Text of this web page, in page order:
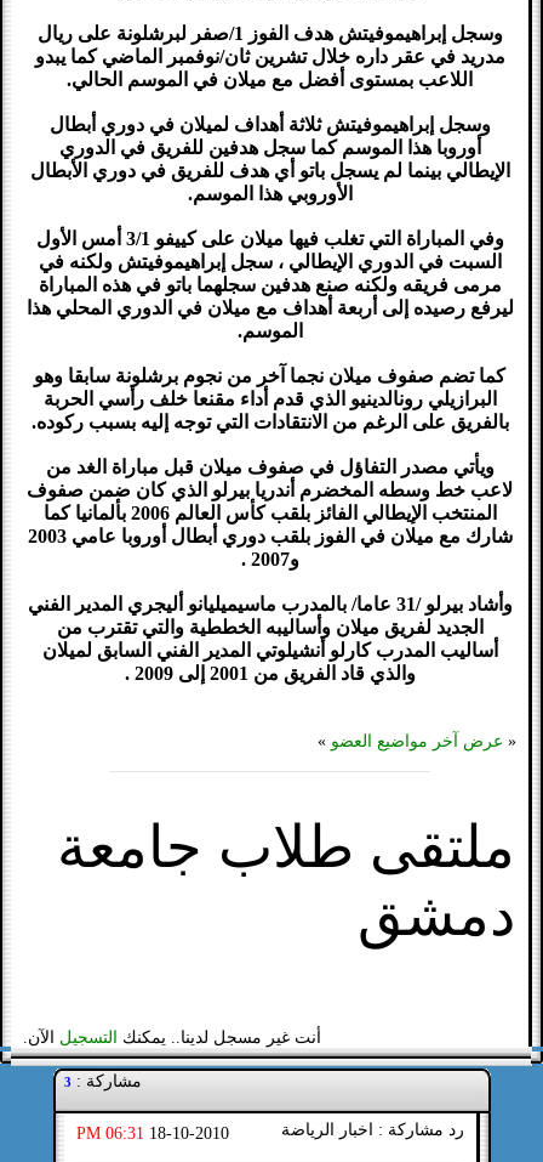
وسجل إبراهيموفيتش هدف الفوز 1/صفر لبرشلونة على ريال
مدريد في عقر داره خلال تشرين ثان/نوفمبر الماضي كما يبدو
اللاعب بمستوى أفضل مع ميلان في الموسم الحالي.
وسجل إبراهيموفيتش ثلاثة أهداف لميلان في دوري أبطال
أوروبا هذا الموسم كما سجل هدفين للفريق في الدوري
الإيطالي بينما لم يسجل باتو أي هدف للفريق في دوري الأبطال
الأوروبي هذا الموسم.
وفي المباراة التي تغلب فيها ميلان على كييفو 3/1 أمس الأول
السبت في الدوري الإيطالي ، سجل إبراهيموفيتش ولكنه في
مرمى فريقه ولكنه صنع هدفين سجلهما باتو في هذه المباراة
ليرفع رصيده إلى أربعة أهداف مع ميلان في الدوري المحلي هذا
الموسم.
كما تضم صفوف ميلان نجما آخر من نجوم برشلونة سابقا وهو
البرازيلي رونالدينيو الذي قدم أداء مقنعا خلف رأسي الحربة
بالفريق على الرغم من الانتقادات التي توجه إليه بسبب ركوده.
ويأتي مصدر التفاؤل في صفوف ميلان قبل مباراة الغد من
لاعب خط وسطه المخضرم أندريا بيرلو الذي كان ضمن صفوف
المنتخب الإيطالي الفائز بلقب كأس العالم 2006 بألمانيا كما
شارك مع ميلان في الفوز بلقب دوري أبطال أوروبا عامي 2003
و2007 .
وأشاد بيرلو /31 عاما/ بالمدرب ماسيميليانو أليجري المدير الفني
الجديد لفريق ميلان وأساليبه الخططية والتي تقترب من
أساليب المدرب كارلو أنشيلوتي المدير الفني السابق لميلان
والذي قاد الفريق من 2001 إلى 2009 .
« عرض آخر مواضيع العضو »
ملتقى طلاب جامعة
دمشق
أنت غير مسجل لدينا.. يمكنك التسجيل الآن.
مشاركة :3
رد مشاركة : اخبار الرياضة 18-10-2010
06:31 PM